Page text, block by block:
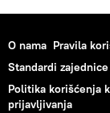
O nama Pravila
Standardi zajednice
Politika korišćenja
prijavljivanja